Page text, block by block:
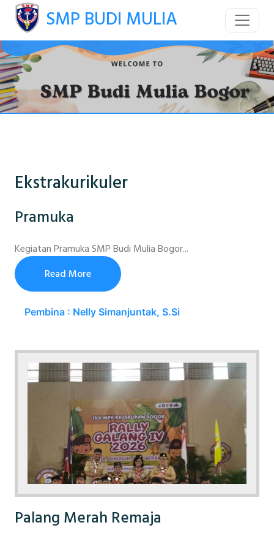
SMP BUDI MULIA
Ekstrakurikuler
Pramuka
Kegiatan Pramuka SMP Budi Mulia Bogor...
Read More
Pembina : Nelly Simanjuntak, S.Si
Palang Merah Remaja